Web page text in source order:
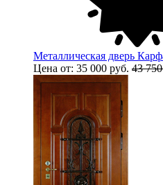
Металлическая дверь
Цена от: 35 000 руб. 43